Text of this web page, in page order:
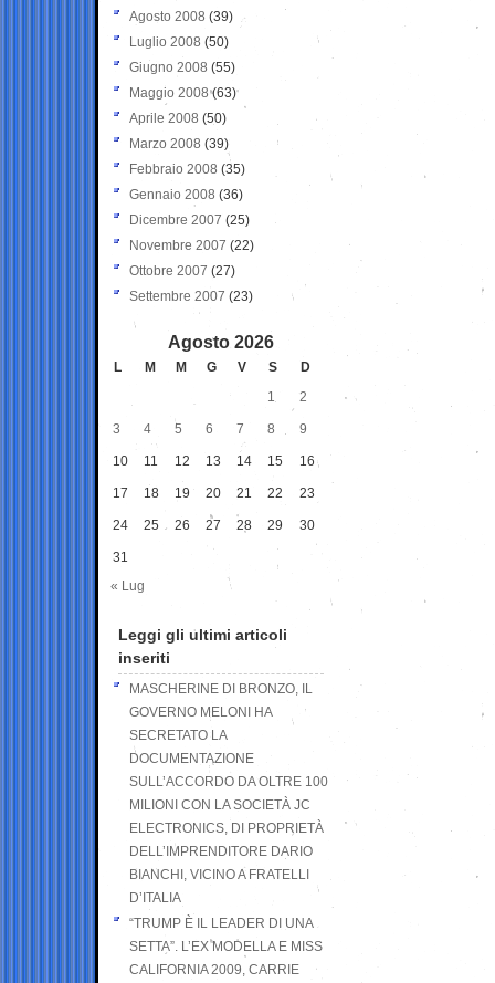
Agosto 2008 (39)
Luglio 2008 (50)
Giugno 2008 (55)
Maggio 2008(63)
Aprile 2008 (50)
Marzo 2008 (39)
Febbraio 2008 (35)
Gennaio 2008 (36)
Dicembre 2007 (25)
Novembre 2007 (22)
Ottobre 2007 (27)
Settembre 2007 (23)
Agosto 2026
L M M G V S
D
1
2
3 4 5 6 7 8 9
10 11 12 13 14 15 16
17 18 19 20 21 22 23
24 25 26 27 28 29 30
31
« Lug
Leggi gli ultimi articoli
inseriti
MASCHERINE DI BRONZO, IL
GOVERNO MELONI HA
SECRETATO LA
DOCUMENTAZIONE
SULL’ACCORDO DA OLTRE 100
MILIONI CON LA SOCIETÀ JC
ELECTRONICS, DI PROPRIETÀ
DELL’IMPRENDITORE DARIO
BIANCHI, VICINO A FRATELLI
D’ITALIA
“TRUMP È IL LEADER DI UNA
SETTA”. L’EX MODELLA E MISS
CALIFORNIA 2009, CARRIE